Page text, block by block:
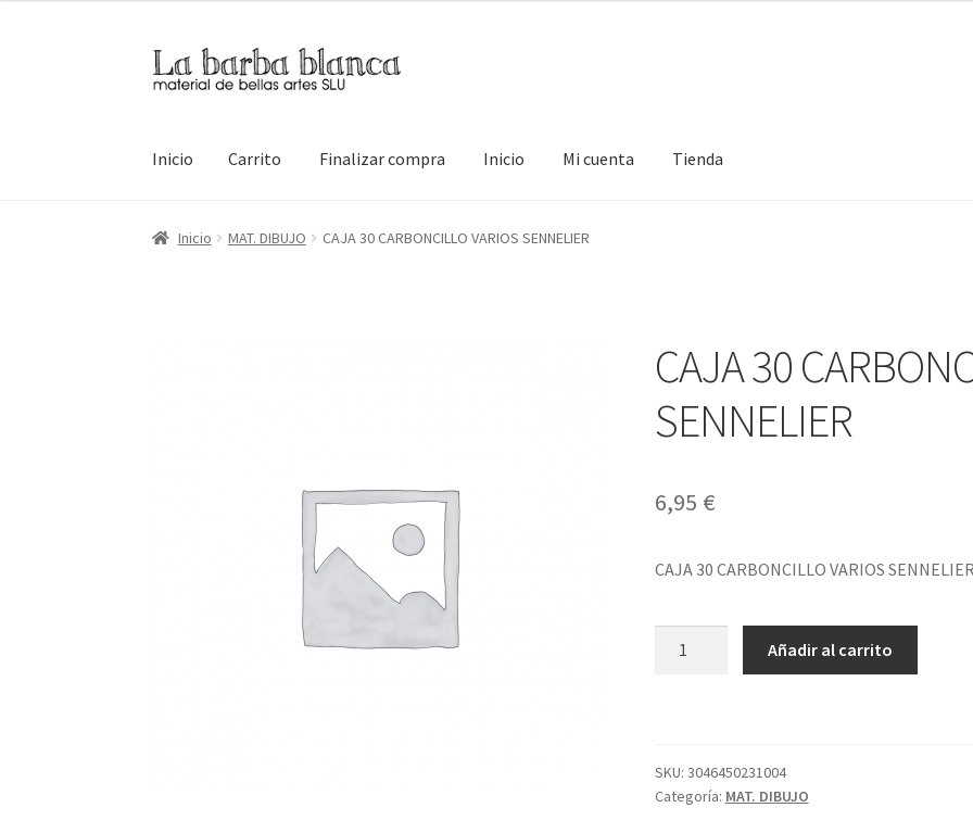
Ir
a
Ir
al
Inicio Carrito Finalizar compra Inicio Mi cuenta Tienda
Inicio CarritoFinalizar compra InicioMi cuenta Tienda
Inicio MAT. DIBUJO CAJA 30 CARBONCILLO VARIOS SENNELIER
CAJA 30
SENNELIER
6,95 €
CAJA 30 CARBONCILLO VARIOS
cantidad
Añadir al carrito
SKU: 3046450231004
Categoría: MAT. DIBUJO